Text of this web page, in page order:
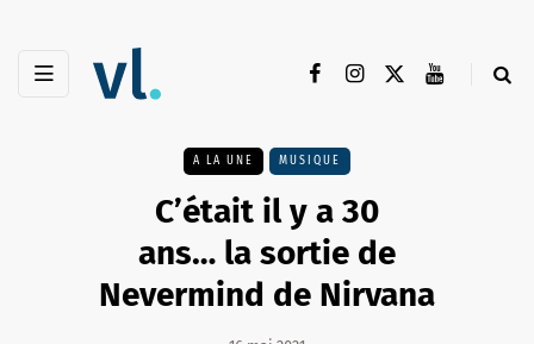
A LA UNE MUSIQUE
C’était il y a 30
ans… la sortie de
Nevermind de Nirvana